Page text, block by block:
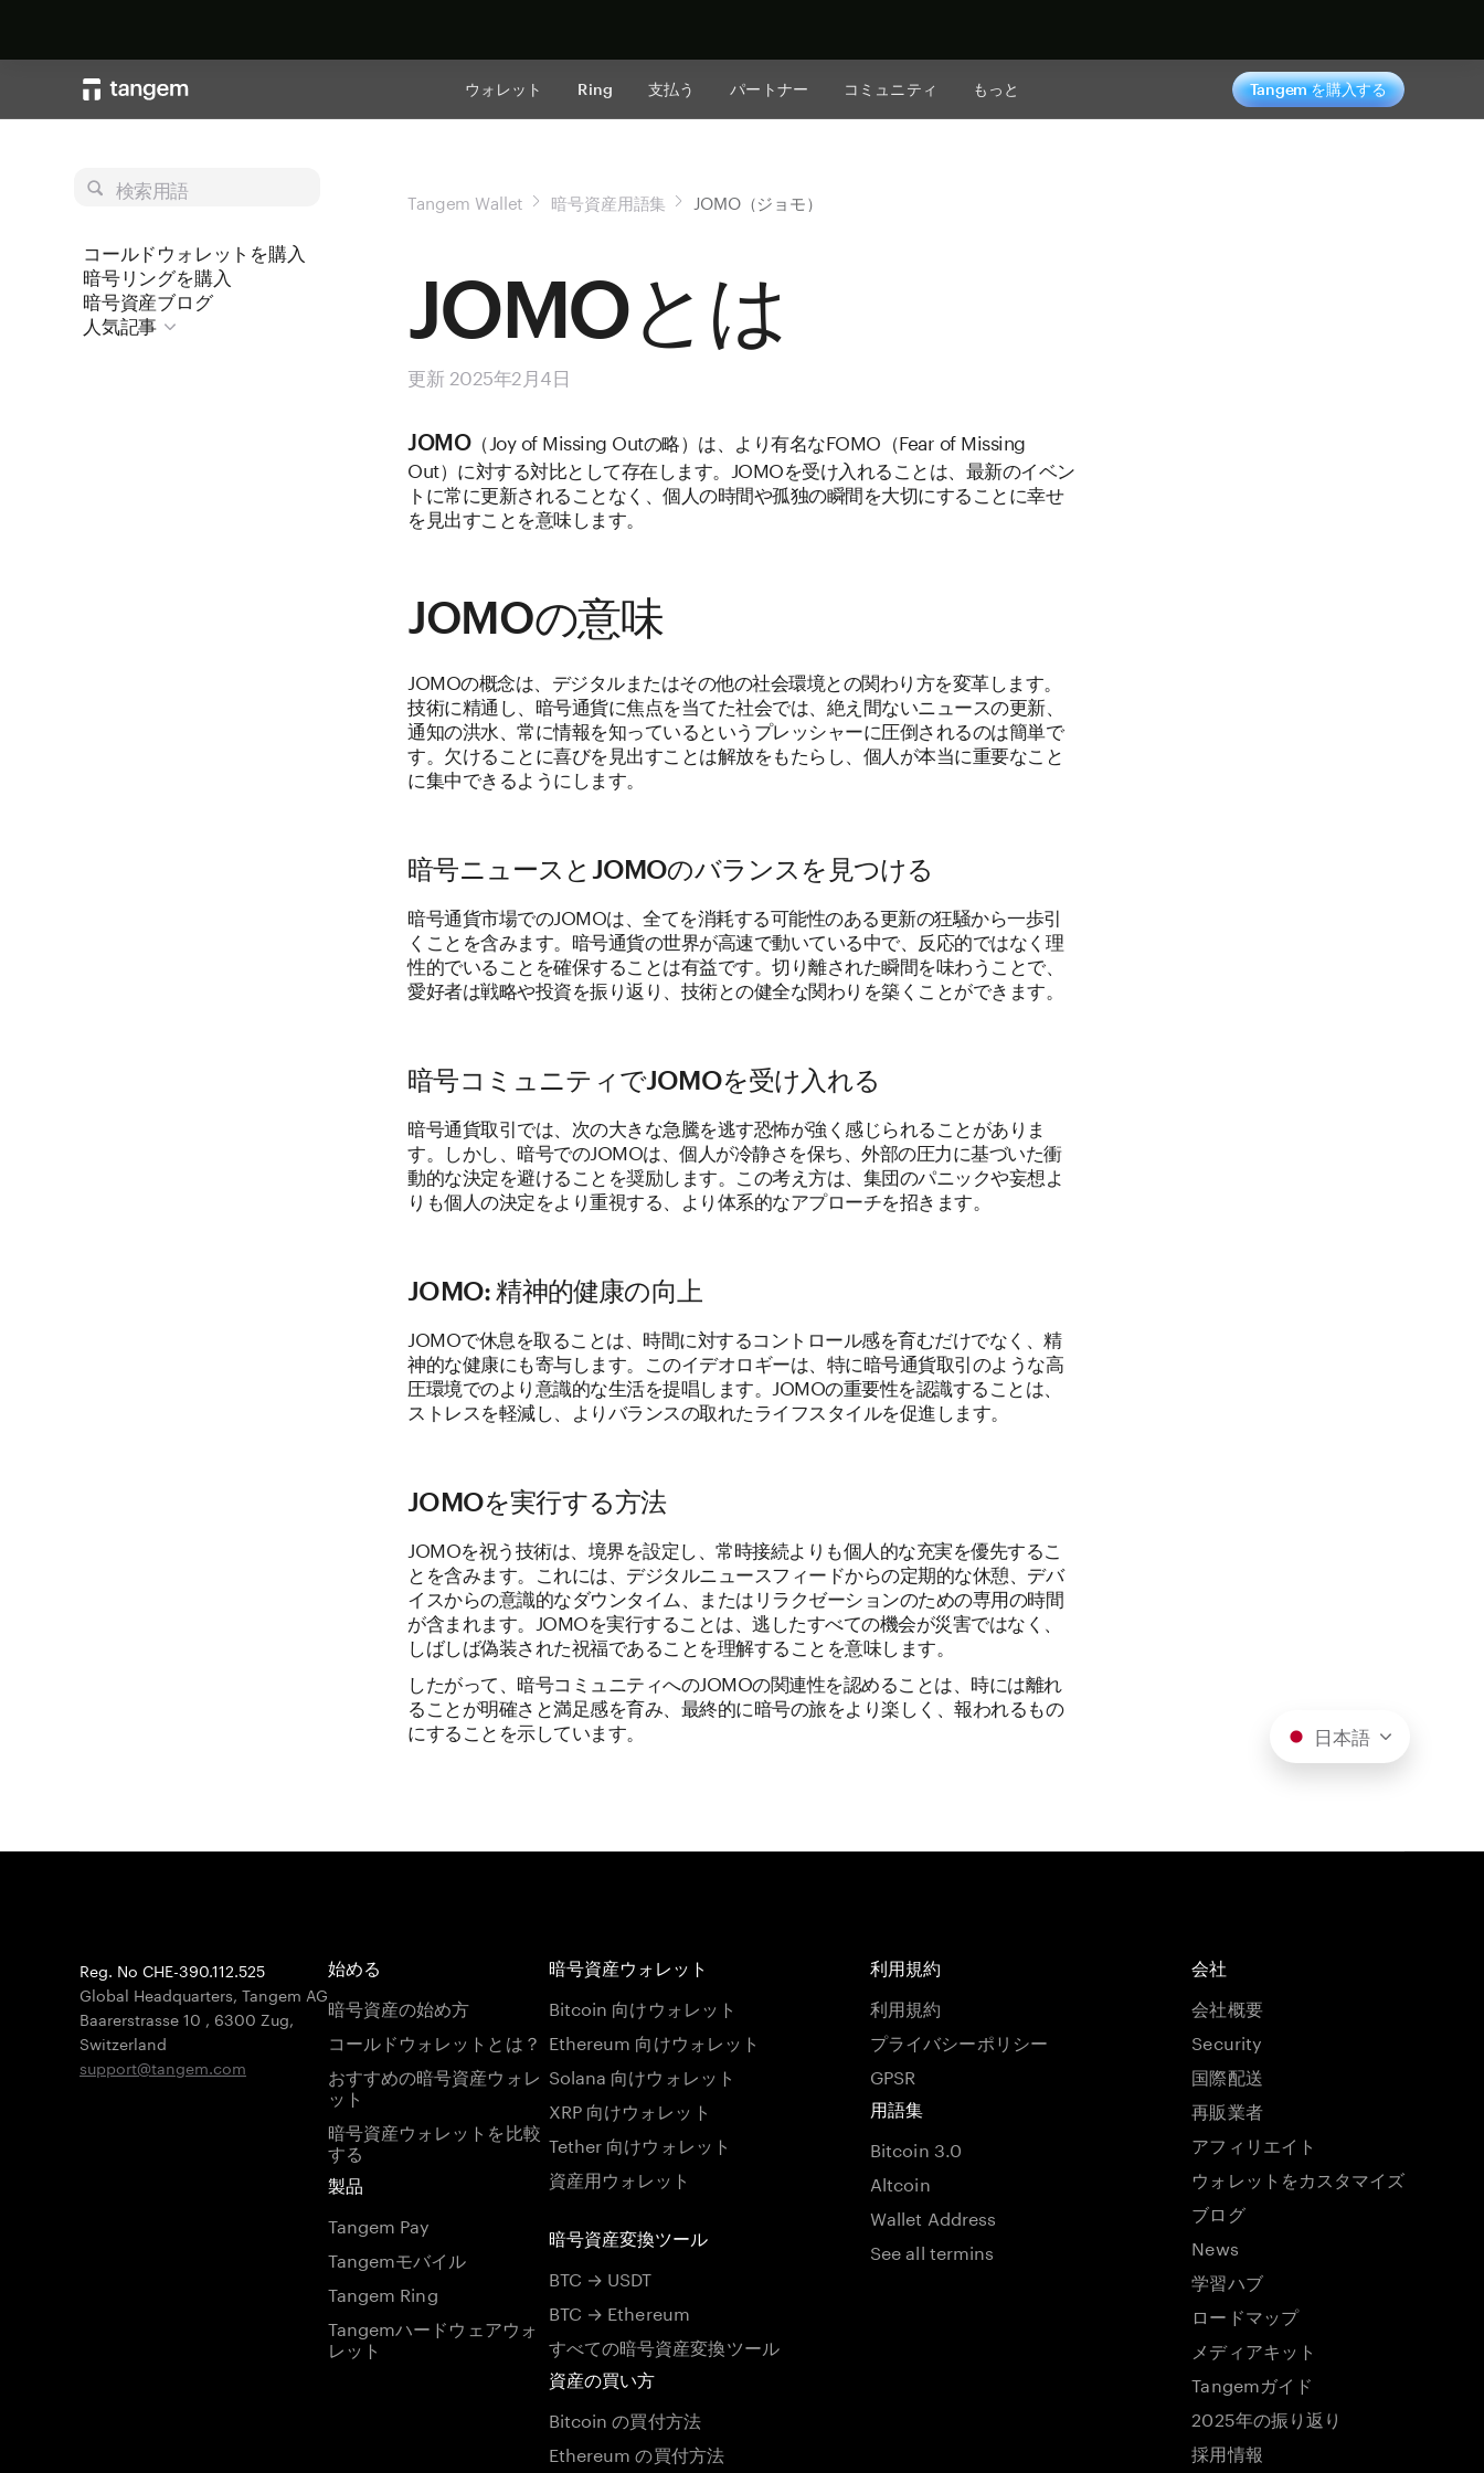
ウォレット Ring 支払う パートナー コミュニティ もっと Tangem を購入する
検索用語
コールドウォレットを購入
暗号リングを購入
暗号資産ブログ
人気記事
Tangem Wallet 暗号資産用語集 JOMO（ジョモ）
JOMOとは
更新 2025年2月4日
JOMO（Joy of Missing Outの略）は、より有名なFOMO（Fear of Missing
Out）に対する対比として存在します。JOMOを受け入れることは、最新のイベン
トに常に更新されることなく、個人の時間や孤独の瞬間を大切にすることに幸せ
を見出すことを意味します。
JOMOの意味
JOMOの概念は、デジタルまたはその他の社会環境との関わり方を変革します。
技術に精通し、暗号通貨に焦点を当てた社会では、絶え間ないニュースの更新、
通知の洪水、常に情報を知っているというプレッシャーに圧倒されるのは簡単で
す。欠けることに喜びを見出すことは解放をもたらし、個人が本当に重要なこと
に集中できるようにします。
暗号ニュースとJOMOのバランスを見つける
暗号通貨市場でのJOMOは、全てを消耗する可能性のある更新の狂騒から一歩引
くことを含みます。暗号通貨の世界が高速で動いている中で、反応的ではなく理
性的でいることを確保することは有益です。切り離された瞬間を味わうことで、
愛好者は戦略や投資を振り返り、技術との健全な関わりを築くことができます。
暗号コミュニティでJOMOを受け入れる
暗号通貨取引では、次の大きな急騰を逃す恐怖が強く感じられることがありま
す。しかし、暗号でのJOMOは、個人が冷静さを保ち、外部の圧力に基づいた衝
動的な決定を避けることを奨励します。この考え方は、集団のパニックや妄想よ
りも個人の決定をより重視する、より体系的なアプローチを招きます。
JOMO: 精神的健康の向上
JOMOで休息を取ることは、時間に対するコントロール感を育むだけでなく、精
神的な健康にも寄与します。このイデオロギーは、特に暗号通貨取引のような高
圧環境でのより意識的な生活を提唱します。JOMOの重要性を認識することは、
ストレスを軽減し、よりバランスの取れたライフスタイルを促進します。
JOMOを実行する方法
JOMOを祝う技術は、境界を設定し、常時接続よりも個人的な充実を優先するこ
とを含みます。これには、デジタルニュースフィードからの定期的な休憩、デバ
イスからの意識的なダウンタイム、またはリラクゼーションのための専用の時間
が含まれます。JOMOを実行することは、逃したすべての機会が災害ではなく、
しばしば偽装された祝福であることを理解することを意味します。
したがって、暗号コミュニティへのJOMOの関連性を認めることは、時には離れ
ることが明確さと満足感を育み、最終的に暗号の旅をより楽しく、報われるもの
にすることを示しています。
日本語
Reg. No CHE-390.112.525
Global Headquarters, Tangem AG
Baarerstrasse 10 , 6300 Zug,
Switzerland
support@tangem.com
始める
暗号資産の始め方
コールドウォレットとは？
おすすめの暗号資産ウォレ
ット
暗号資産ウォレットを比較
する
製品
Tangem Pay
Tangemモバイル
Tangem Ring
Tangemハードウェアウォ
レット
暗号資産ウォレット
Bitcoin 向けウォレット
Ethereum 向けウォレット
Solana 向けウォレット
XRP 向けウォレット
Tether 向けウォレット
資産用ウォレット
暗号資産変換ツール
BTC → USDT
BTC → Ethereum
すべての暗号資産変換ツール
資産の買い方
Bitcoin の買付方法
Ethereum の買付方法
利用規約
利用規約
プライバシーポリシー
GPSR
用語集
Bitcoin 3.0
Altcoin
Wallet Address
See all termins
会社
会社概要
Security
国際配送
再販業者
アフィリエイト
ウォレットをカスタマイズ
ブログ
News
学習ハブ
ロードマップ
メディアキット
Tangemガイド
2025年の振り返り
採用情報